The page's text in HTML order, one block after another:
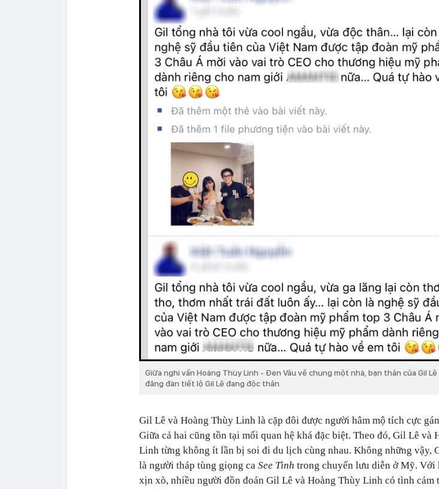
Giữa nghi vấn Hoàng Thùy Linh - Đen Vâu về chung một nhà, bạn thân của Gil
đăng đàn tiết lộ Gil Lê đang độc thân
Gil Lê và Hoàng Thùy Linh là cặp đôi được người hâm mộ tích cực
Giữa cả hai cũng tồn tại mối quan hệ khá đặc biệt. Theo đó, Gil Lê và
Linh từng không ít lần bị soi đi du lịch cùng nhau. Không những vậy,
là người tháp tùng giọng ca See Tình trong chuyến lưu diễn ở Mỹ. Với
xịn xò, nhiều người đồn đoán Gil Lê và Hoàng Thùy Linh có tình cảm